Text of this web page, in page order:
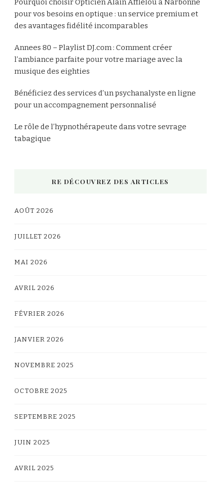
Pourquoi choisir Opticien Alain Afflelou à Narbonne
pour vos besoins en optique : un service premium et
des avantages fidélité incomparables
Annees 80 – Playlist DJ.com : Comment créer
l’ambiance parfaite pour votre mariage avec la
musique des eighties
Bénéficiez des services d’un psychanalyste en ligne
pour un accompagnement personnalisé
Le rôle de l’hypnothérapeute dans votre sevrage
tabagique
RE DÉCOUVREZ DES ARTICLES
AOÛT 2026
JUILLET 2026
MAI 2026
AVRIL 2026
FÉVRIER 2026
JANVIER 2026
NOVEMBRE 2025
OCTOBRE 2025
SEPTEMBRE 2025
JUIN 2025
AVRIL 2025